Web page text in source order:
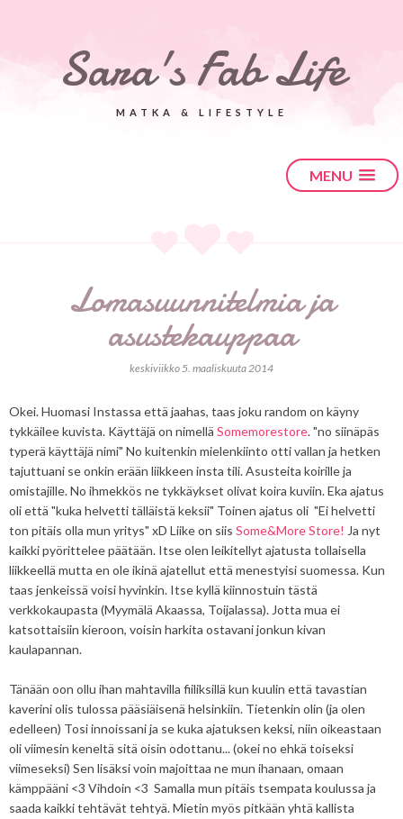
Sara's Fab Life
MATKA & LIFESTYLE
MENU
Lomasuunnitelmia ja
asustekauppaa
keskiviikko 5. maaliskuuta 2014
Okei. Huomasi Instassa että jaahas, taas joku random on käyny
tykkäilee kuvista. Käyttäjä on nimellä Somemorestore. "no siinäpäs
typerä käyttäjä nimi" No kuitenkin mielenkiinto otti vallan ja hetken
tajuttuani se onkin erään liikkeen insta tili. Asusteita koirille ja
omistajille. No ihmekkös ne tykkäykset olivat koira kuviin. Eka ajatus
oli että "kuka helvetti tälläistä keksii" Toinen ajatus oli "Ei helvetti
ton pitäis olla mun yritys" xD Liike on siis Some&More Store! Ja nyt
kaikki pyörittelee päätään. Itse olen leikitellyt ajatusta tollaisella
liikkeellä mutta en ole ikinä ajatellut että menestyisi suomessa. Kun
taas jenkeissä voisi hyvinkin. Itse kyllä kiinnostuin tästä
verkkokaupasta (Myymälä Akaassa, Toijalassa). Jotta mua ei
katsottaisiin kieroon, voisin harkita ostavani jonkun kivan
kaulapannan.
Tänään oon ollu ihan mahtavilla fiiliksillä kun kuulin että tavastian
kaverini olis tulossa pääsiäisenä helsinkiin. Tietenkin olin (ja olen
edelleen) Tosi innoissani ja se kuka ajatuksen keksi, niin oikeastaan
oli viimesin keneltä sitä oisin odottanu... (okei no ehkä toiseksi
viimeseksi) Sen lisäksi voin majoittaa ne mun ihanaan, omaan
kämppääni <3 Vihdoin <3 Samalla mun pitäis tsempata koulussa ja
saada kaikki tehtävät tehtyä. Mietin myös pitkään yhtä kallista